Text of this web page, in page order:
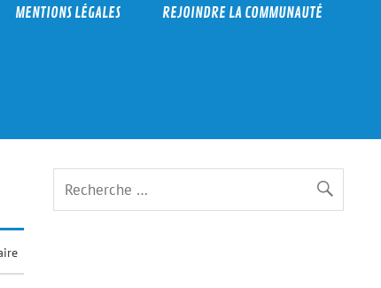
MENTIONS LÉGALES REJOINDRE LA COMMUNAUTÉ